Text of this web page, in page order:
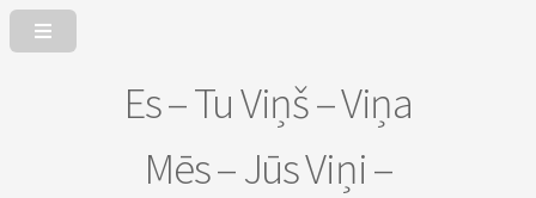
Es – Tu Viņš – Viņa
Mēs – Jūs Viņi –